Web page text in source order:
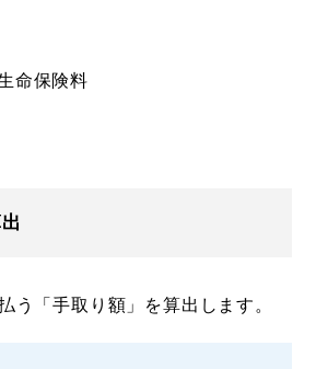
命保険料
う「手取り額」を算出します。